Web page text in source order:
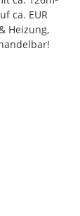
ca. EUR
Heizung,